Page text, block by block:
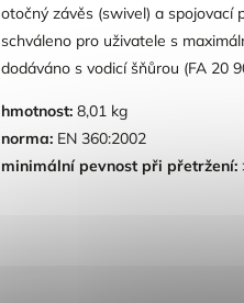
otočný závěs (swivel) a spojovací
schváleno pro uživatele s
dodáváno s vodicí šňůrou (FA 20
hmotnost: 8,01 kg
norma: EN 360:2002
minimální pevnost při přetržení: